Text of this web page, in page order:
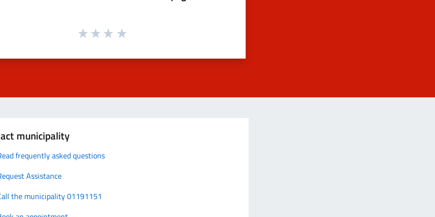
municipality
frequently asked questions
Assistance
the municipality 01191151